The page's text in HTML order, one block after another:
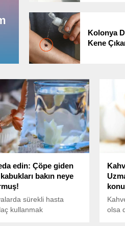
Bu
hem
de kilo
Kolonya
Kene
edin: Çöpe giden
bakın neye
sürekli hasta
kullanmak
olsa